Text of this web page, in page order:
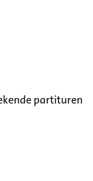
partituren